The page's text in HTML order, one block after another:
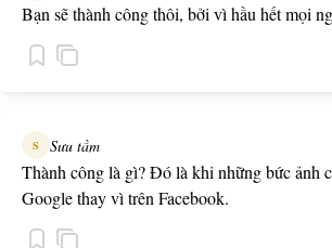
Bạn sẽ thành công thôi, bởi vì hầu hết mọi
S Sưu tầm
Thành công là gì? Đó là khi những bức ảnh
Google thay vì trên Facebook.